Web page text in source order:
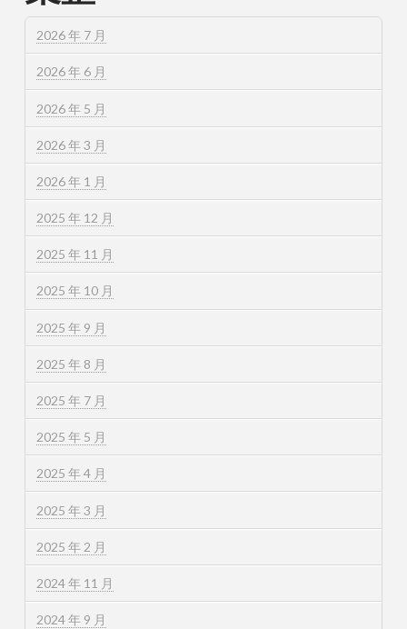
2026 年 7 月
2026 年 6 月
2026 年 5 月
2026 年 3 月
2026 年 1 月
2025 年 12 月
2025 年 11 月
2025 年 10 月
2025 年 9 月
2025 年 8 月
2025 年 7 月
2025 年 5 月
2025 年 4 月
2025 年 3 月
2025 年 2 月
2024 年 11 月
2024 年 9 月